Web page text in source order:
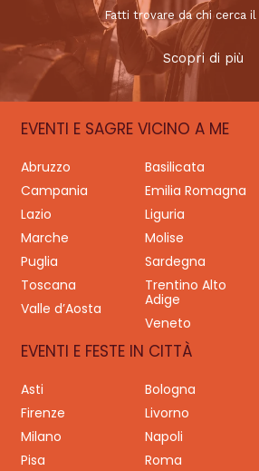
Fatti trovare da chi cerca
Scopri di più
EVENTI E SAGRE VICINO A ME
Abruzzo Basilicata
Campania
Emilia Romagna
Lazio
Liguria
Marche
Molise
Puglia
Sardegna
Toscana
Trentino Alto
Adige
Valle d’Aosta
Veneto
EVENTI E FESTE IN CITTÀ
Asti Bologna
Firenze
Livorno
Milano
Napoli
Pisa
Roma